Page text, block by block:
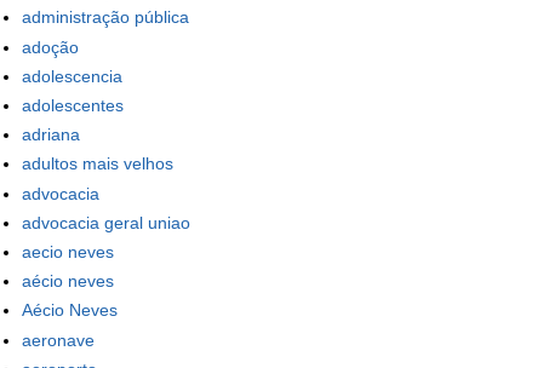
administração pública
adoção
adolescencia
adolescentes
adriana
adultos mais velhos
advocacia
advocacia geral uniao
aecio neves
aécio neves
Aécio Neves
aeronave